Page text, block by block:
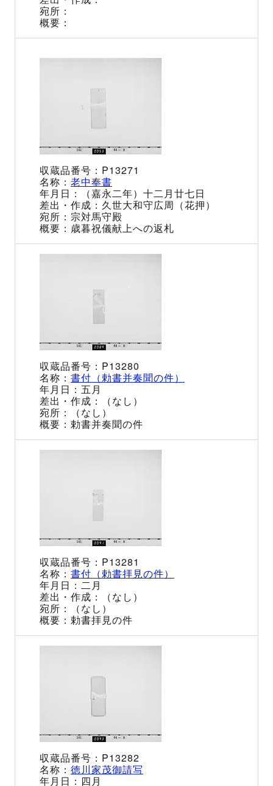
P13271
老中奉書
（嘉永二年）十二月廿七日
久世大和守広周（花押）
宗対馬守殿
歳暮祝儀献上への返札
P13280
書付（勅書并奏聞の件）
五月
（なし）
（なし）
勅書并奏聞の件
P13281
書付（勅書拝見の件）
二月
（なし）
（なし）
勅書拝見の件
P13282
徳川家茂御請写
四月